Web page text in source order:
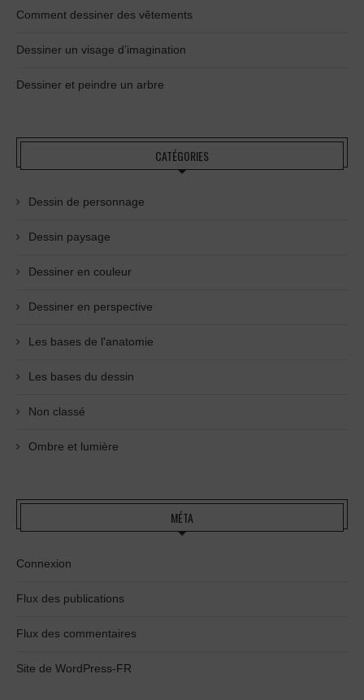
Comment dessiner des vêtements
Dessiner un visage d’imagination
Dessiner et peindre un arbre
CATÉGORIES
Dessin de personnage
Dessin paysage
Dessiner en couleur
Dessiner en perspective
Les bases de l'anatomie
Les bases du dessin
Non classé
Ombre et lumière
MÉTA
Connexion
Flux des publications
Flux des commentaires
Site de WordPress-FR